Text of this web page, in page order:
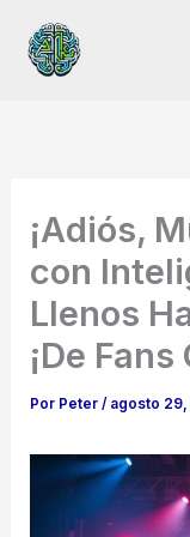
contenido
¡Adiós,
con
Llenos
¡De
Por Peter/ agosto